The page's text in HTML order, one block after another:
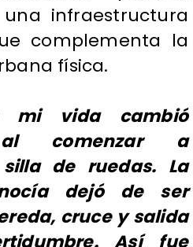
infraestructura
complementa la
física.
mi vida cambió
al comenzar a
de ruedas. La
dejó de ser
cruce y salida
Así fue